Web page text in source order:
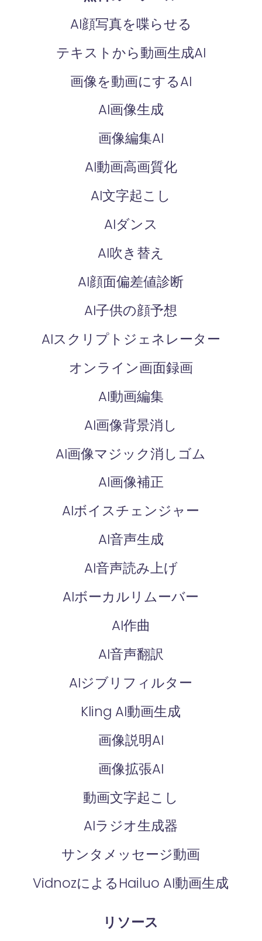
AI顔写真を喋らせる
テキストから動画生成AI
画像を動画にするAI
AI画像生成
画像編集AI
AI動画高画質化
AI文字起こし
AIダンス
AI吹き替え
AI顔面偏差値診断
AI子供の顔予想
AIスクリプトジェネレーター
オンライン画面録画
AI動画編集
AI画像背景消し
AI画像マジック消しゴム
AI画像補正
AIボイスチェンジャー
AI音声生成
AI音声読み上げ
AIボーカルリムーバー
AI作曲
AI音声翻訳
AIジブリフィルター
Kling AI動画生成
画像説明AI
画像拡張AI
動画文字起こし
AIラジオ生成器
サンタメッセージ動画
VidnozによるHailuo AI動画生成
リソース